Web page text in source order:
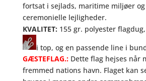
fortsat i sejlads, maritime miljøer og
ceremonielle lejligheder.
KVALITET: 155 gr. polyester
i top, og en passende line i
GÆSTEFLAG.: Dette flag hejses når
fremmed nations havn. Flaget kan